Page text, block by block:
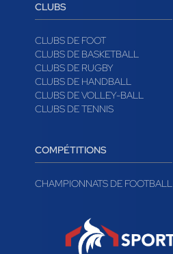
CLUBS
CLUBS DE FOOT
CLUBS DE BASKETBALL
CLUBS DE RUGBY
CLUBS DE HANDBALL
CLUBS DE VOLLEY-BALL
CLUBS DE TENNIS
COMPÉTITIONS
CHAMPIONNATS DE FOOTBALL